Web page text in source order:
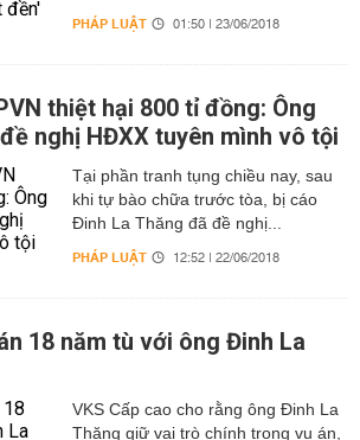
PHÁP LUẬT 01:50 | 23/06/2018
thiệt hại 800 tỉ đồng: Ông
nghị HĐXX tuyên mình vô tội
Tại phần tranh tụng chiều nay, sau
khi tự bào chữa trước tòa, bị cáo
Đinh La Thăng đã đề nghị...
PHÁP LUẬT 12:52 | 22/06/2018
18 năm tù với ông Đinh La
VKS Cấp cao cho rằng ông Đinh La
Thăng giữ vai trò chính trong vụ án,